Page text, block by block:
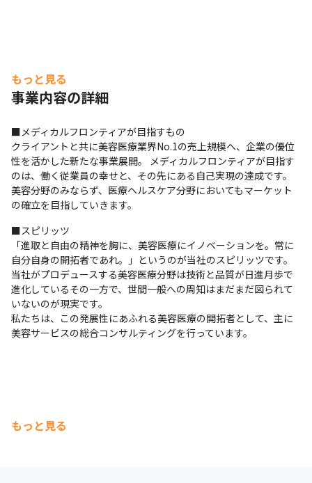
もっと見る
事業内容の詳細
■メディカルフロンティアが目指すもの
クライアントと共に美容医療業界No.1の売上規模へ、企業の優位
性を活かした新たな事業展開。 メディカルフロンティアが目指す
のは、働く従業員の幸せと、その先にある自己実現の達成です。
美容分野のみならず、医療ヘルスケア分野においてもマーケット
の確立を目指していきます。
■スピリッツ
「進取と自由の精神を胸に、美容医療にイノベーションを。常に
自分自身の開拓者であれ。」というのが当社のスピリッツです。
当社がプロデュースする美容医療分野は技術と品質が日進月歩で
進化しているその一方で、世間一般への周知はまだまだ図られて
いないのが現実です。
私たちは、この発展性にあふれる美容医療の開拓者として、主に
美容サービスの総合コンサルティングを行っています。
もっと見る